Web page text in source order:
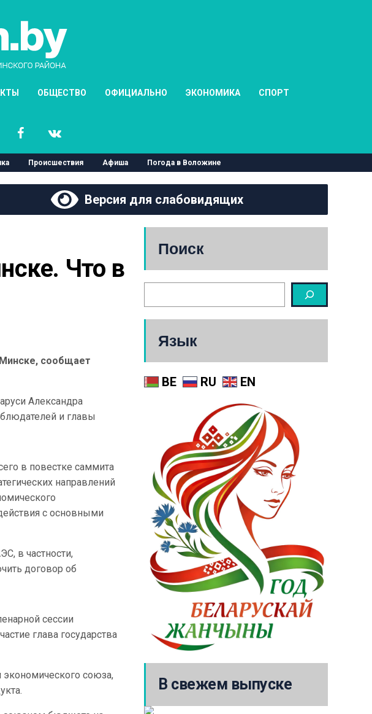
ОБЩЕСТВО ОФИЦИАЛЬНО ЭКОНОМИКА СПОРТ
Происшествия Афиша Погода в Воложине
Версия для слабовидящих
Что в
сообщает
Александра
и главы
в повестке саммита
направлений
с основными
в частности,
договор об
сессии
глава государства
союза,
Поиск
Язык
BE RU EN
В свежем выпуске